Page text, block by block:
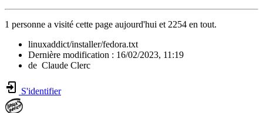
1 personne a visité cette page aujourd'hui et 2254 en tout.
linuxaddict/installer/fedora.txt
Dernière modification : 16/02/2023, 11:19
de Claude Clerc
S'identifier